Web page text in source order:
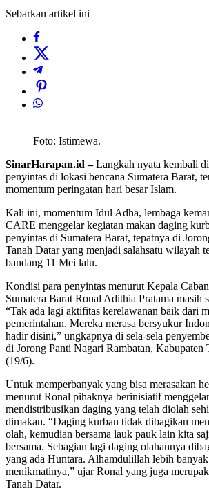
Sebarkan artikel ini
Foto: Istimewa.
SinarHarapan.id –Langkah nyata kembali
penyintas di lokasi bencana Sumatera Barat,
momentum peringatan hari besar Islam.
Kali ini, momentum Idul Adha, lembaga
CARE menggelar kegiatan makan daging
penyintas di Sumatera Barat, tepatnya di
Tanah Datar yang menjadi salahsatu wilayah
bandang 11 Mei lalu.
Kondisi para penyintas menurut Kepala
Sumatera Barat Ronal Adithia Pratama masih
“Tak ada lagi aktifitas kerelawanan baik dari
pemerintahan. Mereka merasa bersyukur
hadir disini,” ungkapnya di sela-sela
di Jorong Panti Nagari Rambatan, Kabupaten
(19/6).
Untuk memperbanyak yang bisa merasakan
menurut Ronal pihaknya berinisiatif
mendistribusikan daging yang telah diolah
dimakan. “Daging kurban tidak dibagikan
olah, kemudian bersama lauk pauk lain kita
bersama. Sebagian lagi daging olahannya
yang ada Huntara. Alhamdulillah lebih
menikmatinya,” ujar Ronal yang juga
Tanah Datar.